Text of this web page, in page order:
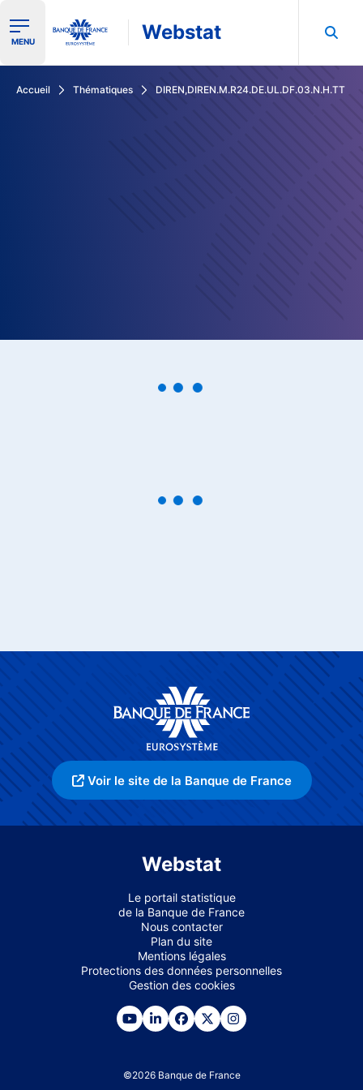
Ouvrir le menu de navigation
MENU Webstat
Accueil Thématiques DIREN,DIREN.M.R24.DE.UL.DF.03.N.H.TT
Voir le site de la Banque de France
Webstat
Le portail statistique
de la Banque de France
Nous contacter
Plan du site
Mentions légales
Protections des données personnelles
Gestion des cookies
©2026 Banque de France